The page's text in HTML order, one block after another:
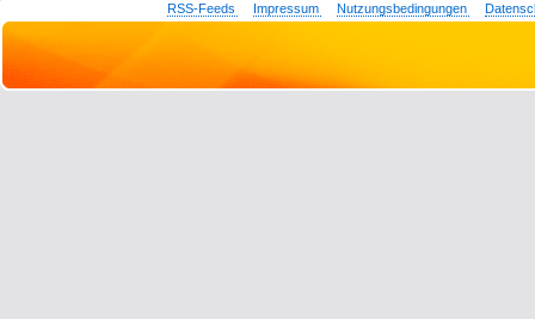
RSS-Feeds Impressum Nutzungsbedingungen